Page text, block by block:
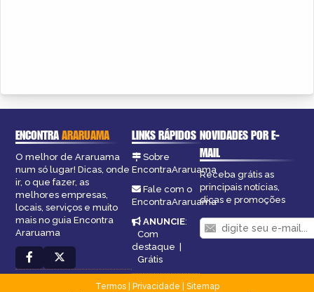
ENCONTRAARARUAMA
O melhor de Araruama
num só lugar! Dicas, onde
ir, o que fazer, as
melhores empresas,
locais, serviços e muito
mais no guia Encontra
Araruama
LINKS RÁPIDOS
Sobre
EncontraAraruama
Fale com o
EncontraAraruama
ANUNCIE:
Com
destaque |
Grátis
NOVIDADES POR E-
MAIL
Receba grátis as
principais notícias,
dicas e promoções
Termos| Privacidade
Sitemap